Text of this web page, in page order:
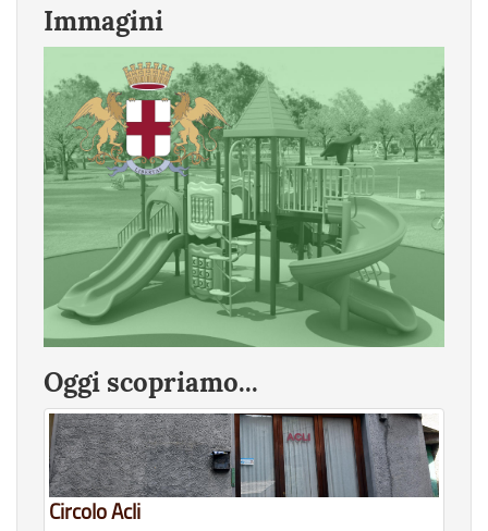
Immagini
Oggi scopriamo...
Circolo Acli